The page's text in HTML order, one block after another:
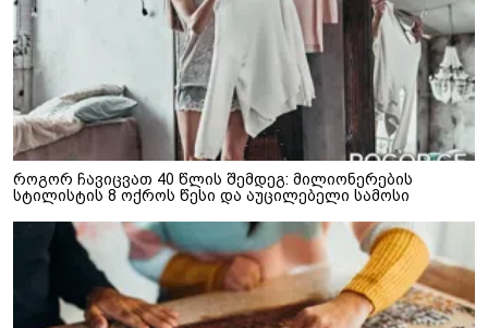
როგორ ჩავიცვათ 40 წლის შემდეგ: მილიონერების
სტილისტის 8 ოქროს წესი და აუცილებელი სამოსი